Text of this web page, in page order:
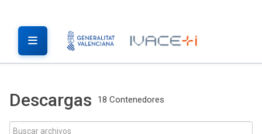
Descargas 18 Contenedores